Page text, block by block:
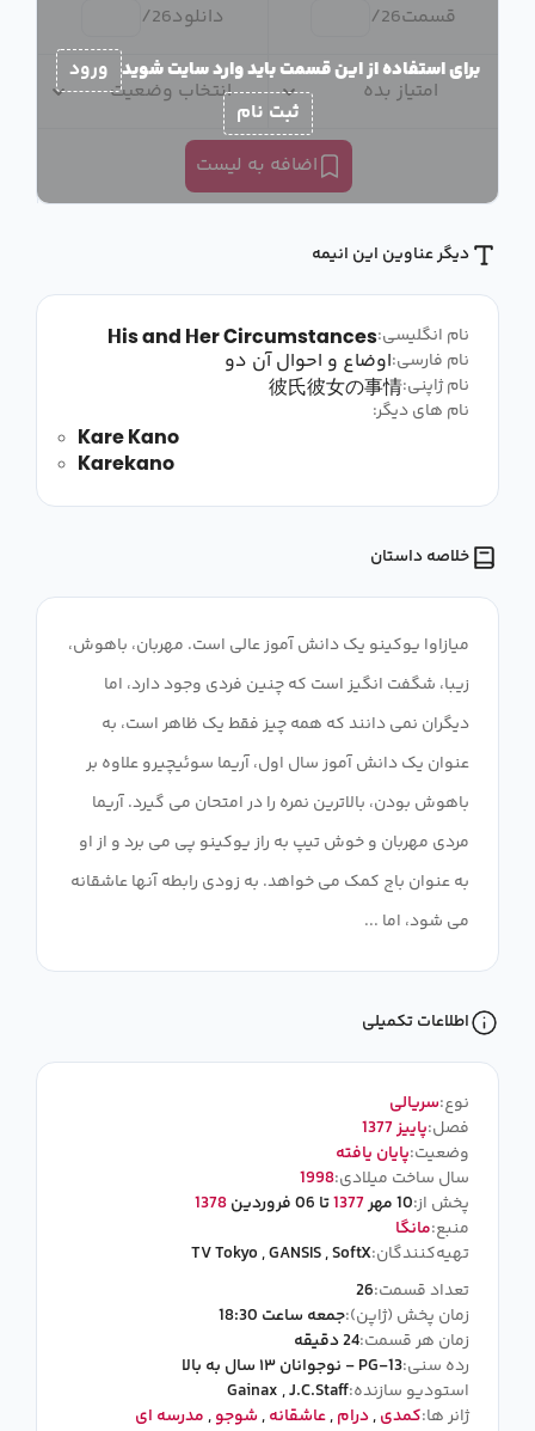
قسمت26
/ دانلود26
/
امتیاز بده انتخاب وضعیت
اضافه به لیست
برای استفاده از این قسمت باید وارد سایت شوید ورود
ثبت نام
دیگر عناوین این انیمه
نام انگلیسی:His and Her Circumstances
نام فارسی:اوضاع و احوال آن دو
نام ژاپنی:彼氏彼女の事情
نام های دیگر:
Kare Kano
Karekano
خلاصه داستان
میازاوا یوکینو یک دانش آموز عالی است. مهربان، باهوش،
زیبا، شگفت انگیز است که چنین فردی وجود دارد، اما
دیگران نمی دانند که همه چیز فقط یک ظاهر است، به
عنوان یک دانش آموز سال اول، آریما سوئیچیرو علاوه بر
باهوش بودن، بالاترین نمره را در امتحان می گیرد. آریما
مردی مهربان و خوش تیپ به راز یوکینو پی می برد و از او
به عنوان باج کمک می خواهد. به زودی رابطه آنها عاشقانه
می شود، اما ...
اطلاعات تکمیلی
نوع:سریالی
فصل:پاییز 1377
وضعیت:پایان یافته
سال ساخت میلادی:1998
پخش از:10 مهر 1377تا 06 فروردین
1378
منبع:مانگا
تهیه‌کنندگان:
TV Tokyo,GANSIS,SoftX
تعداد قسمت:26
زمان پخش (ژاپن):جمعه ساعت 18:30
زمان هر قسمت:24 دقیقه
رده سنی:PG-13 - نوجوانان ۱۳ سال به بالا
استودیو سازنده:
Gainax,J.C.Staff
ژانر ها:کمدی,درام,عاشقانه,شوجو,مدرسه ای